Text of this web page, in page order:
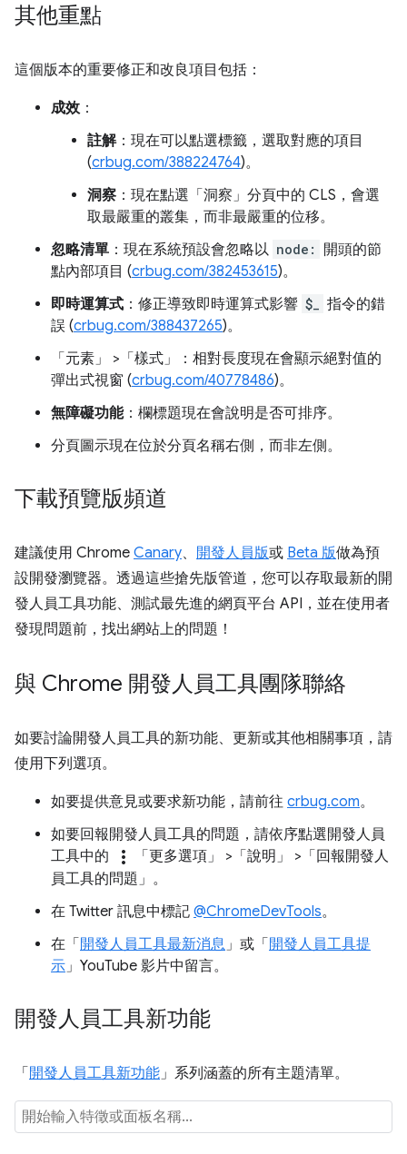
其他重點
這個版本的重要修正和改良項目包括：
成效 ：
註解：現在可以點選標籤，選取對應的項目
(crbug.com/388224764)。
洞察 ：現在點選「洞察」 分頁中的 CLS，會選
取最嚴重的叢集，而非最嚴重的位移。
忽略清單 ：現在系統預設會忽略以 node:
開頭的節
點內部項目 (crbug.com/382453615)。
即時運算式 ：修正導致即時運算式影響 $_
指令的錯
誤 (crbug.com/388437265)。
「元素」
>「樣式」
：相對長度現在會顯示絕對值的
彈出式視窗 (crbug.com/40778486)。
無障礙功能：欄標題現在會說明是否可排序。
分頁圖示現在位於分頁名稱右側，而非左側。
下載預覽版頻道
建議使用 Chrome Canary、 開發人員版或 Beta 版做為預
設開發瀏覽器。透過這些搶先版管道，您可以存取最新的開
發人員工具功能、測試最先進的網頁平台 API，並在使用者
發現問題前，找出網站上的問題！
與 Chrome 開發人員工具團隊聯絡
如要討論開發人員工具的新功能、更新或其他相關事項，請
使用下列選項。
如要提供意見或要求新功能，請前往 crbug.com。
如要回報開發人員工具的問題，請依序點選開發人員
工具中的
more_vert 「更多選項」 >「說明」
>「回報開發人
員工具的問題」 。
在 Twitter 訊息中標記 @ChromeDevTools。
在「開發人員工具最新消息 」或「開發人員工具提
示 」YouTube 影片中留言。
開發人員工具新功能
「開發人員工具新功能 」系列涵蓋的所有主題清單。